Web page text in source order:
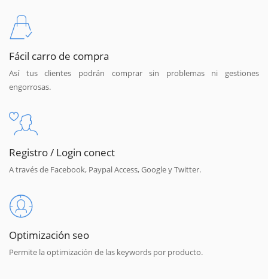
Fácil carro de compra
Así tus clientes podrán comprar sin problemas ni gestiones
engorrosas.
Registro / Login conect
A través de Facebook, Paypal Access, Google y Twitter.
Optimización seo
Permite la optimización de las keywords por producto.